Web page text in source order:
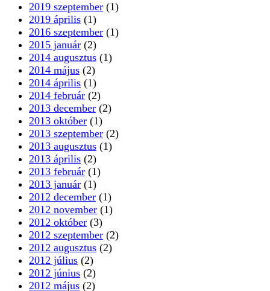
2019 szeptember (1)
2019 április (1)
2016 szeptember (1)
2015 január (2)
2014 augusztus (1)
2014 május (2)
2014 április (1)
2014 február (2)
2013 december (2)
2013 október (1)
2013 szeptember (2)
2013 augusztus (1)
2013 április (2)
2013 február (1)
2013 január (1)
2012 december (1)
2012 november (1)
2012 október (3)
2012 szeptember (2)
2012 augusztus (2)
2012 július (2)
2012 június (2)
2012 május (2)